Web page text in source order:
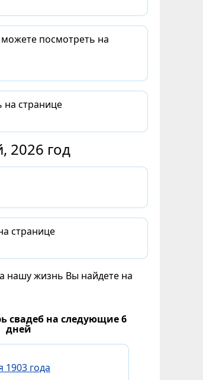
посмотреть на
на странице
2026 год
странице
нашу жизнь Вы найдете на
свадеб на следующие 6
дней
1903 года